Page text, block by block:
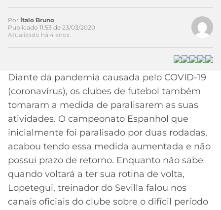
SITES
DE
APOSTAS
2026
PROMOCIONAL
BETBOOM
CÓDIGO
DE
INDICAÇÃO
BET365
CÓDIGO
BETANO
TIMES
MEU
PALMEIRAS
CORINTHIANS
PAULO
SANTOS
FLAMENGO
CAMPEONATOS
BRASILEIRÃO
SÉRIE
A
LIBERTADORES
COPA
DO
BRASIL
PREMIER
MÍDIA
ESPORTIVA
MERCADO
DA
BOLA
PALPITES
Por Ítalo Bruno
Publicado 11:53 de 23/03/2020
Atualizado há 4 anos
Diante da pandemia causada pelo COVID-19
(coronavírus), os clubes de futebol também
tomaram a medida de paralisarem as suas
atividades. O campeonato Espanhol que
inicialmente foi paralisado por duas rodadas,
acabou tendo essa medida aumentada e não
possui prazo de retorno. Enquanto não sabe
quando voltará a ter sua rotina de volta,
Lopetegui, treinador do Sevilla falou nos
canais oficiais do clube sobre o difícil período